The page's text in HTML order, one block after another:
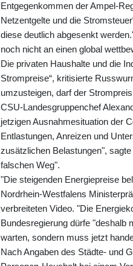
Entgegenkommen der Ampel-
Netzentgelte und die
diese deutlich abgesenkt
noch nicht an einen global
Die privaten Haushalte und die
Strompreise“, kritisierte
umzusteigen, darf der
CSU-Landesgruppenchef
jetzigen Ausnahmesituation der
Entlastungen, Anreizen und
zusätzlichen Belastungen",
falschen Weg".
"Die steigenden Energiepreise
Nordrhein-Westfalens
verbreiteten Video. "Die
Bundesregierung dürfe "deshalb
warten, sondern muss jetzt
Nach Angaben des Städte- und